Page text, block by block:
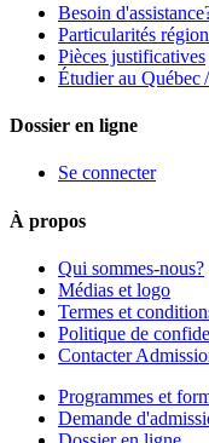
Besoin
Particularités
Pièces justificatives
Étudier au Québec
Dossier en ligne
Se connecter
À propos
Qui sommes-nous?
Médias et logo
Termes et
Politique de
Contacter
Programmes et
Demande